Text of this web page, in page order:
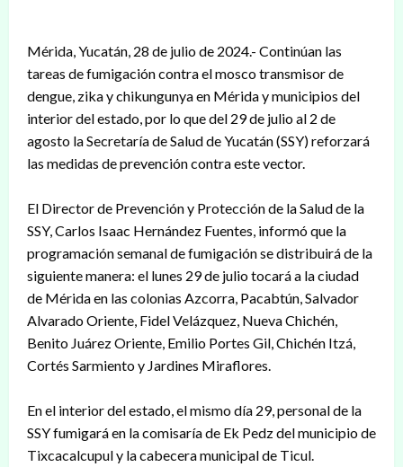
Mérida, Yucatán, 28 de julio de 2024.- Continúan las
tareas de fumigación contra el mosco transmisor de
dengue, zika y chikungunya en Mérida y municipios del
interior del estado, por lo que del 29 de julio al 2 de
agosto la Secretaría de Salud de Yucatán (SSY) reforzará
las medidas de prevención contra este vector.
El Director de Prevención y Protección de la Salud de la
SSY, Carlos Isaac Hernández Fuentes, informó que la
programación semanal de fumigación se distribuirá de la
siguiente manera: el lunes 29 de julio tocará a la ciudad
de Mérida en las colonias Azcorra, Pacabtún, Salvador
Alvarado Oriente, Fidel Velázquez, Nueva Chichén,
Benito Juárez Oriente, Emilio Portes Gil, Chichén Itzá,
Cortés Sarmiento y Jardines Miraflores.
En el interior del estado, el mismo día 29, personal de la
SSY fumigará en la comisaría de Ek Pedz del municipio de
Tixcacalcupul y la cabecera municipal de Ticul.